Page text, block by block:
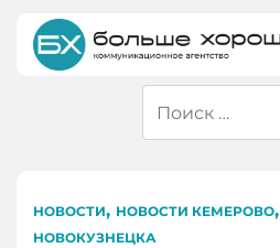
content
НОВОСТИ, НОВОСТИ КЕМЕРОВО,
НОВОКУЗНЕЦКА